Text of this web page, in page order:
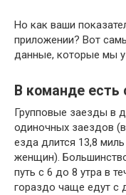
Но как ваши
приложении? Вот
данные, которые мы
В команде есть
Групповые заезды в
одиночных заездов
езда длится 13,8
женщин).
путь с 6 до 8 утра в
гораздо чаще едут с